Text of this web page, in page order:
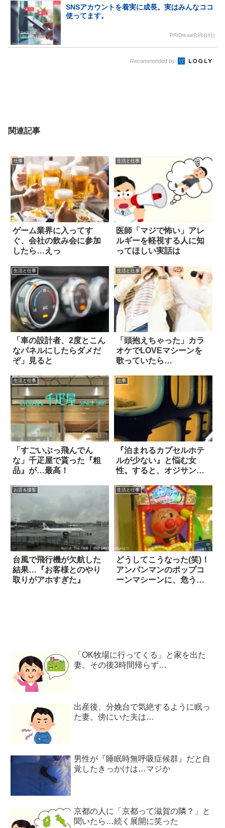
SNSアカウントを着実に成長。実はみんなココ
使ってます。
PR(Dreaw合同会社)
Recommended by
関連記事
仕事
ゲーム業界に入ってす
ぐ、会社の飲み会に参加
したら…えっ
生活と仕事
医師「マジで怖い」アレ
ルギーを軽視する人に知
ってほしい実話は
生活と仕事
「車の設計者、2度とこん
なパネルにしたらダメだ
ぞ」見ると
生活と仕事
「頭抱えちゃった」カラ
オケでLOVEマシーンを
歌っていたら…
生活と仕事
「すごいぶっ飛んでん
な」千疋屋で貰った『粗
品』が…最高！
仕事
『泊まれるカプセルホテ
ルが少ない』と悩む女
性。すると、オジサン上
お店＆接客
台風で飛行機が欠航した
結果…『お客様とのやり
取りがアホすぎた』
生活と仕事
どうしてこうなった(笑)！
アンパンマンのポップコ
ーンマシーンに、危うく
「OK牧場に行ってくる」と家を出た
妻。その後3時間帰らず…
出産後、分娩台で気絶するように眠っ
た妻。傍にいた夫は…
男性が『睡眠時無呼吸症候群』だと自
覚したきっかけは…マジか
京都の人に「京都って滋賀の隣？」と
聞いたら…続く展開に笑った